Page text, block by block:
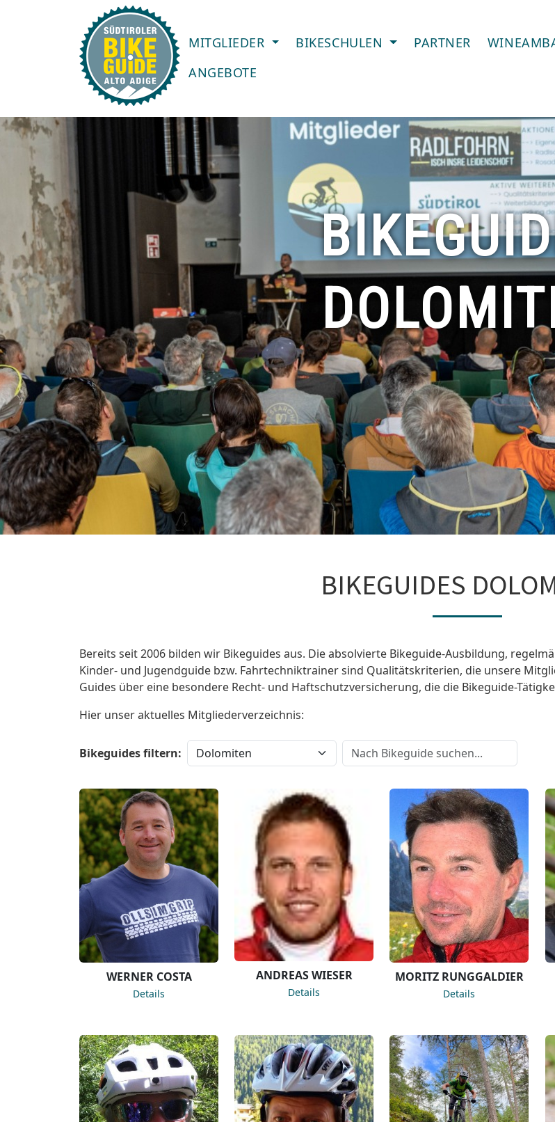
MITGLIEDER BIKESCHULEN PARTNER
ANGEBOTE
BIKEGUIDES
Bereits seit 2006 bilden wir Bikeguides aus. Die absolvierte Bikeguide-Ausbildung,
Kinder- und Jugendguide bzw. Fahrtechniktrainer sind Qualitätskriterien, die unsere
Guides über eine besondere Recht- und Haftschutzversicherung, die die Bikeguide-
Hier unser aktuelles Mitgliederverzeichnis:
Bikeguides filtern:
WERNER COSTA
Details
ANDREAS WIESER
Details
MORITZ RUNGGALDIER
Details